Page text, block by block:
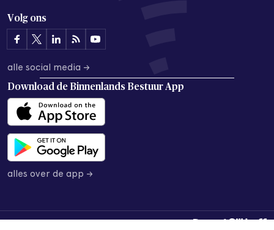
Volg ons
alle social media →
Download de Binnenlands Bestuur App
alles over de app →